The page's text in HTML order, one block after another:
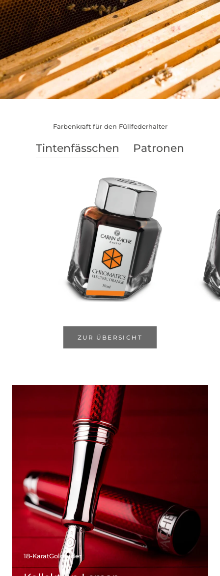
Farbenkraft für den Füllfederhalter
Tintenfässchen Patronen
ZUR ÜBERSICHT
18-KaratGoldfeder